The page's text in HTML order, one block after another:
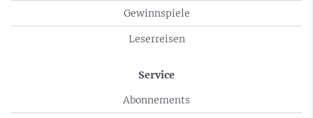
Gewinnspiele
Leserreisen
Service
Abonnements